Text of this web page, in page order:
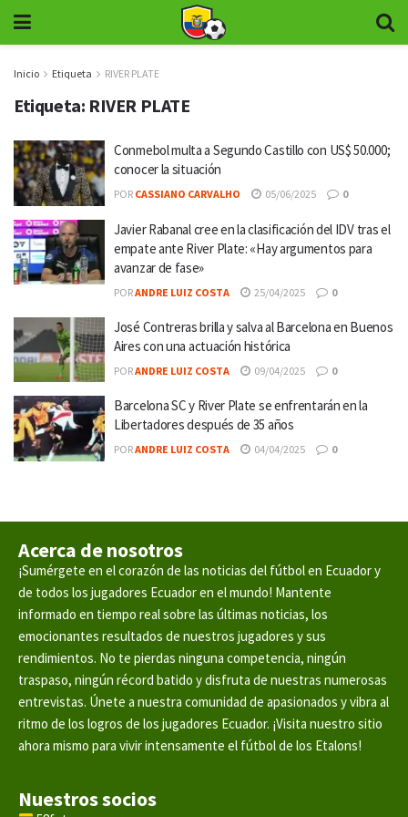
Inicio Etiqueta RIVER PLATE
Etiqueta: RIVER PLATE
Conmebol multa a Segundo Castillo con US$ 50.000;
conocer la situación
POR CASSIANO CARVALHO 05/06/2025 0
Javier Rabanal cree en la clasificación del IDV tras el
empate ante River Plate: «Hay argumentos para
avanzar de fase»
PORANDRE LUIZ COSTA 25/04/2025 0
José Contreras brilla y salva al Barcelona en Buenos
Aires con una actuación histórica
PORANDRE LUIZ COSTA 09/04/2025 0
Barcelona SC y River Plate se enfrentarán en la
Libertadores después de 35 años
PORANDRE LUIZ COSTA 04/04/2025 0
Acerca de nosotros
¡Sumérgete en el corazón de las noticias del fútbol en Ecuador y
de todos los jugadores Ecuador en el mundo! Mantente
informado en tiempo real sobre las últimas noticias, los
emocionantes resultados de nuestros jugadores y sus
rendimientos. No te pierdas ninguna competencia, ningún
traspaso, ningún récord batido y disfruta de nuestras numerosas
entrevistas. Únete a nuestra comunidad de apasionados y vibra al
ritmo de los logros de los jugadores Ecuador. ¡Visita nuestro sitio
ahora mismo para vivir intensamente el fútbol de los Etalons!
Nuestros socios